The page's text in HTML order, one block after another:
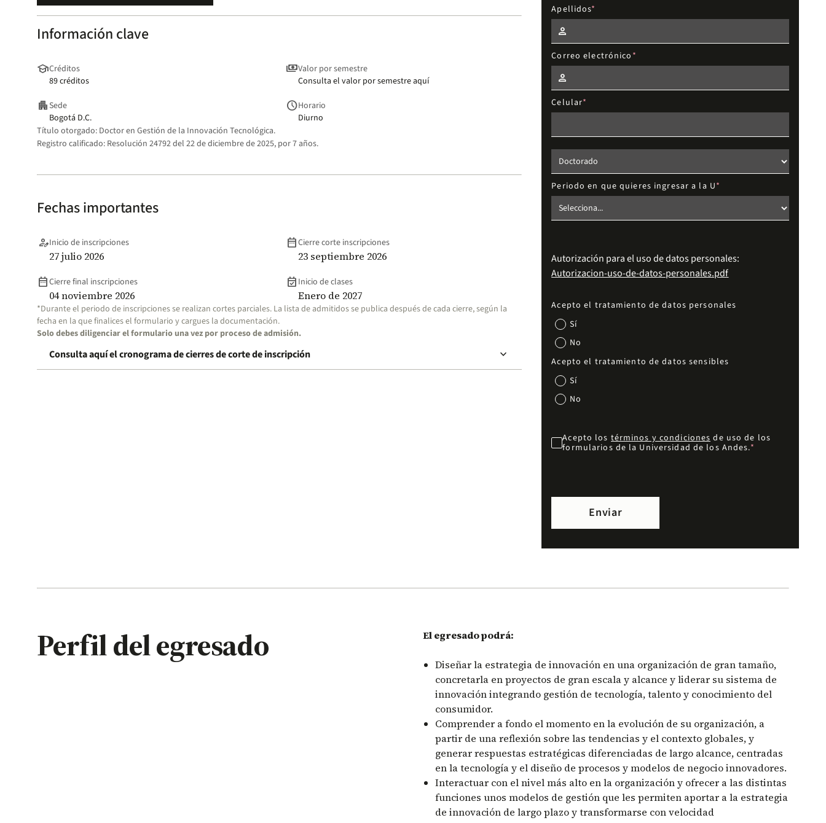
Información clave
schoolCréditos
89 créditos
paymentsValor por semestre
Consulta el valor por semestre aquí
apartmentSede
Bogotá D.C.
scheduleHorario
Diurno
Título otorgado: Doctor en Gestión de la Innovación Tecnológica.
Registro calificado: Resolución 24792 del 22 de diciembre de 2025, por 7 años.
Fechas importantes
person_editInicio de inscripciones
27 julio 2026
date_rangeCierre corte inscripciones
23 septiembre 2026
date_rangeCierre final inscripciones
04 noviembre 2026
event_available Inicio de clases
Enero de 2027
*Durante el periodo de inscripciones se realizan cortes parciales. La lista de admitidos se publica después de cada cierre, según la
fecha en la que finalices el formulario y cargues la documentación.
Solo debes diligenciar el formulario una vez por proceso de admisión.
Consulta aquí el cronograma de cierres de corte de inscripción keyboard_arrow_down
Apellidos
Correo electrónico
Celular
Elige el nivel de estudios
Periodo en que quieres ingresar a la U
Autorización para el uso de datos personales:
Autorizacion-uso-de-datos-personales.pdf
Acepto el tratamiento de datos personales
Sí
No
Acepto el tratamiento de datos sensibles
Sí
No
Acepto los términos y condiciones de uso de los
formularios de la Universidad de los Andes.
Perfil del egresado El egresado podrá:
Diseñar la estrategia de innovación en una organización de gran tamaño,
concretarla en proyectos de gran escala y alcance y liderar su sistema de
innovación integrando gestión de tecnología, talento y conocimiento del
consumidor.
Comprender a fondo el momento en la evolución de su organización, a
partir de una reflexión sobre las tendencias y el contexto globales, y
generar respuestas estratégicas diferenciadas de largo alcance, centradas
en la tecnología y el diseño de procesos y modelos de negocio innovadores.
Interactuar con el nivel más alto en la organización y ofrecer a las distintas
funciones unos modelos de gestión que les permiten aportar a la estrategia
de innovación de largo plazo y transformarse con velocidad